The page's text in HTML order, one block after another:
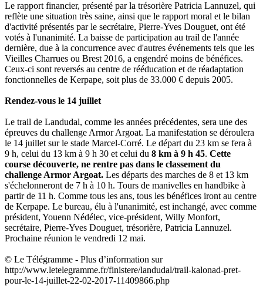
Le rapport financier, présenté par la trésorière Patricia Lannuzel, qui
reflète une situation très saine, ainsi que le rapport moral et le bilan
d'activité présentés par le secrétaire, Pierre-Yves Douguet, ont été
votés à l'unanimité. La baisse de participation au trail de l'année
dernière, due à la concurrence avec d'autres événements tels que les
Vieilles Charrues ou Brest 2016, a engendré moins de bénéfices.
Ceux-ci sont reversés au centre de rééducation et de réadaptation
fonctionnelles de Kerpape, soit plus de 33.000 € depuis 2005.
Rendez-vous le 14 juillet
Le trail de Landudal, comme les années précédentes, sera une des
épreuves du challenge Armor Argoat. La manifestation se déroulera
le 14 juillet sur le stade Marcel-Corré. Le départ du 23 km se fera à
9 h, celui du 13 km à 9 h 30 et celui du 8 km à 9 h 45. Cette
course découverte, ne rentre pas dans le classement du
challenge Armor Argoat. Les départs des marches de 8 et 13 km
s'échelonneront de 7 h à 10 h. Tours de manivelles en handbike à
partir de 11 h. Comme tous les ans, tous les bénéfices iront au centre
de Kerpape. Le bureau, élu à l'unanimité, est inchangé, avec comme
président, Youenn Nédélec, vice-président, Willy Monfort,
secrétaire, Pierre-Yves Douguet, trésorière, Patricia Lannuzel.
Prochaine réunion le vendredi 12 mai.
© Le Télégramme - Plus d’information sur
http://www.letelegramme.fr/finistere/landudal/trail-kalonad-pret-
pour-le-14-juillet-22-02-2017-11409866.php